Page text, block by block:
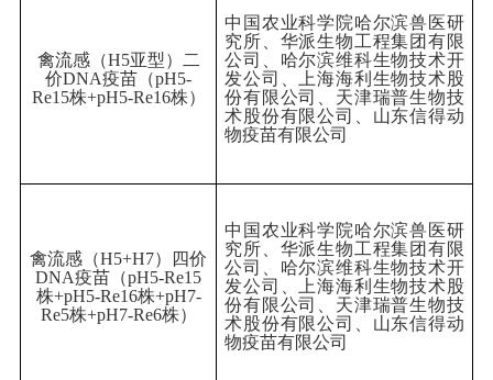
禽流感（H5亚型）二
价DNA疫苗（pH5-
Re15株+pH5-Re16株）
中国农业科学院哈尔滨兽医研
究所、华派生物工程集团有限
公司、哈尔滨维科生物技术开
发公司、上海海利生物技术股
份有限公司、天津瑞普生物技
术股份有限公司、山东信得动
物疫苗有限公司
禽流感（H5+H7）四价
DNA疫苗（pH5-Re15
株+pH5-Re16株+pH7-
Re5株+pH7-Re6株）
中国农业科学院哈尔滨兽医研
究所、华派生物工程集团有限
公司、哈尔滨维科生物技术开
发公司、上海海利生物技术股
份有限公司、天津瑞普生物技
术股份有限公司、山东信得动
物疫苗有限公司